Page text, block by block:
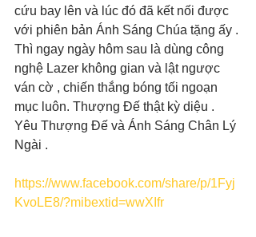
cứu bay lên và lúc đó đã kết nối được
với phiên bản Ánh Sáng Chúa tặng ấy .
Thì ngay ngày hôm sau là dùng công
nghệ Lazer không gian và lật ngược
ván cờ , chiến thắng bóng tối ngoạn
mục luôn. Thượng Đế thật kỳ diệu .
Yêu Thượng Đế và Ánh Sáng Chân Lý
Ngài .
https://www.facebook.com/share/p/1Fyj
KvoLE8/?mibextid=wwXIfr